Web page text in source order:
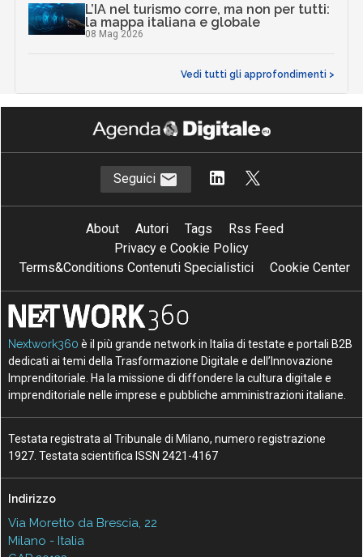
L’IA nel turismo corre, ma non per tutti:
la mappa italiana e globale
08 Mag 2026
Vedi tutti gli approfondimenti >
Seguici
About Autori Tags
Rss Feed
Privacy e Cookie Policy
Terms&Conditions Contenuti Specialistici
Cookie Center
Nextwork360 è il più grande network in Italia di testate e portali B2B
dedicati ai temi della Trasformazione Digitale e dell’Innovazione
Imprenditoriale. Ha la missione di diffondere la cultura digitale e
imprenditoriale nelle imprese e pubbliche amministrazioni italiane.
Testata registrata al Tribunale di Milano, numero registrazione
1927. Testata scientifica ISSN 2421-4167
Indirizzo
Via Moretto da Brescia, 22
Milano - Italia